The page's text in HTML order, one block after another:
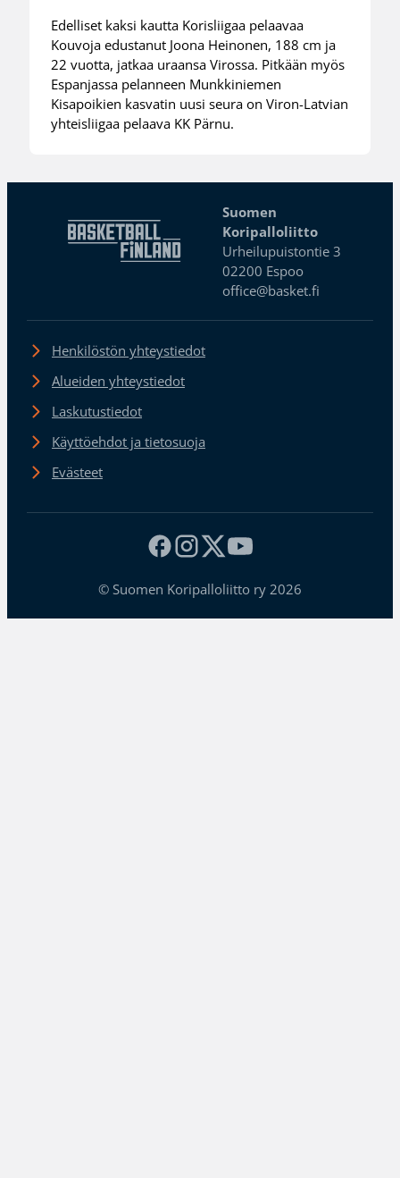
Edelliset kaksi kautta Korisliigaa pelaavaa
Kouvoja edustanut Joona Heinonen, 188 cm ja
22 vuotta, jatkaa uraansa Virossa. Pitkään myös
Espanjassa pelanneen Munkkiniemen
Kisapoikien kasvatin uusi seura on Viron-Latvian
yhteisliigaa pelaava KK Pärnu.
Suomen
Koripalloliitto
Urheilupuistontie 3
02200 Espoo
office@basket.fi
Henkilöstön yhteystiedot
Alueiden yhteystiedot
Laskutustiedot
Käyttöehdot ja tietosuoja
Evästeet
© Suomen Koripalloliitto ry 2026